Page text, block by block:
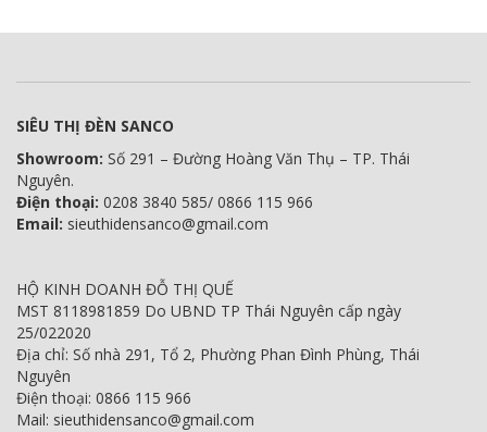
SIÊU THỊ ĐÈN SANCO
Showroom: Số 291 – Đường Hoàng Văn Thụ – TP. Thái
Nguyên.
Điện thoại: 0208 3840 585/ 0866 115 966
Email: sieuthidensanco@gmail.com
HỘ KINH DOANH ĐỖ THỊ QUẾ
MST 8118981859 Do UBND TP Thái Nguyên cấp ngày
25/022020
Địa chỉ: Số nhà 291, Tổ 2, Phường Phan Đình Phùng, Thái
Nguyên
Điện thoại: 0866 115 966
Mail: sieuthidensanco@gmail.com